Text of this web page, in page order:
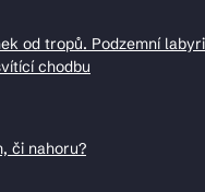
od tropů. Podzemní
chodbu
či nahoru?